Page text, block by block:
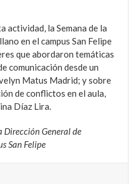
actividad, la Semana de la
en el campus San Felipe
que abordaron temáticas
comunicación desde un
Matus Madrid; y sobre
de conflictos en el aula,
Díaz Lira.
Dirección General de
San Felipe